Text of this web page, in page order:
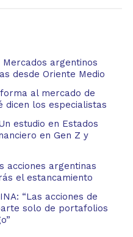
Mercados argentinos
desde Oriente Medio
al mercado de
dicen los especialistas
estudio en Estados
en Gen Z y
acciones argentinas
el estancamiento
“Las acciones de
solo de portafolios